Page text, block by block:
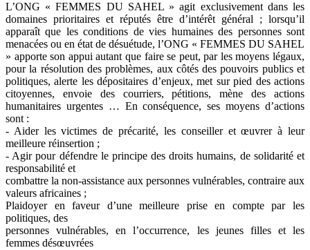
L’ONG « FEMMES DU SAHEL » agit exclusivement dans les
domaines prioritaires et réputés être d’intérêt général ; lorsqu’il
apparaît que les conditions de vies humaines des personnes sont
menacées ou en état de désuétude, l’ONG « FEMMES DU SAHEL
» apporte son appui autant que faire se peut, par les moyens légaux,
pour la résolution des problèmes, aux côtés des pouvoirs publics et
politiques, alerte les dépositaires d’enjeux, met sur pied des actions
citoyennes, envoie des courriers, pétitions, mène des actions
humanitaires urgentes … En conséquence, ses moyens d’actions
sont :
- Aider les victimes de précarité, les conseiller et œuvrer à leur
meilleure réinsertion ;
- Agir pour défendre le principe des droits humains, de solidarité et
responsabilité et
combattre la non-assistance aux personnes vulnérables, contraire aux
valeurs africaines ;
Plaidoyer en faveur d’une meilleure prise en compte par les
politiques, des
personnes vulnérables, en l’occurrence, les jeunes filles et les
femmes désœuvrées